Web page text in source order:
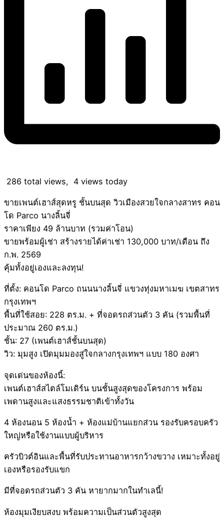
286 total views, 4 views today
ขายเพนต์เฮาส์สุดหรู ชั้นบนสุด วิวเมืองสวยใจกลางสาทร คอน
โด Parco นางลิ้นจี่
ราคาเพียง 49 ล้านบาท (รวมค่าโอน)
ขายพร้อมผู้เช่า สร้างรายได้ค่าเช่า 130,000 บาท/เดือน ถึง
ก.พ. 2569
คุ้มทั้งอยู่เองและลงทุน!
ที่ตั้ง: คอนโด Parco ถนนนางลิ้นจี่ แขวงทุ่งมหาเมฆ เขตสาทร
กรุงเทพฯ
พื้นที่ใช้สอย: 228 ตร.ม. + ที่จอดรถส่วนตัว 3 คัน (รวมพื้นที่
ประมาณ 260 ตร.ม.)
ชั้น: 27 (เพนต์เฮาส์ชั้นบนสุด)
วิว: มุมสูง เปิดมุมมองสู่ใจกลางกรุงเทพฯ แบบ 180 องศา
จุดเด่นของห้องนี้:
เพนต์เฮาส์สไตล์โมเดิร์น บนชั้นสูงสุดของโครงการ พร้อม
เพดานสูงและแสงธรรมชาติเข้าทั้งวัน
4 ห้องนอน 5 ห้องน้ำ + ห้องแม่บ้านแยกส่วน รองรับครอบครัว
ใหญ่หรือใช้งานแบบผู้บริหาร
ครัวบิวต์อินและพื้นที่รับประทานอาหารกว้างขวาง เหมาะทั้งอยู่
เองหรือรองรับแขก
มีที่จอดรถส่วนตัว 3 คัน หายากมากในทำเลนี้!
ห้องมุมเงียบสงบ พร้อมความเป็นส่วนตัวสูงสุด